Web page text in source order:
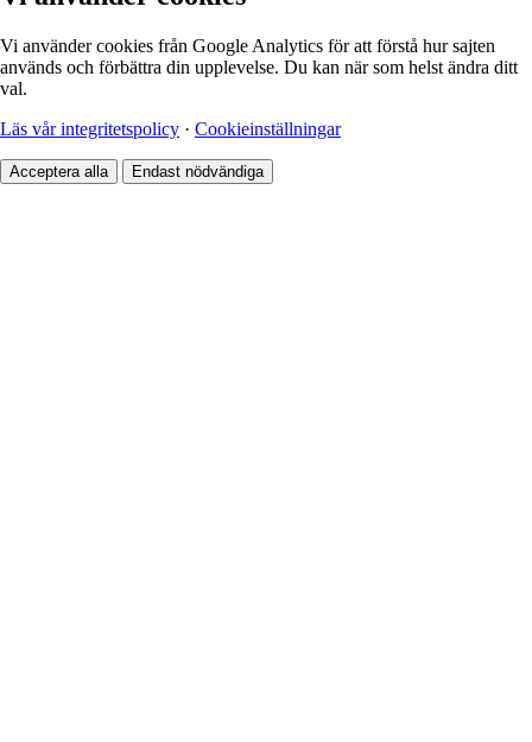
Vi använder cookies från Google Analytics för att förstå hur sajten
används och förbättra din upplevelse. Du kan när som helst ändra ditt
val.
Läs vår integritetspolicy · Cookieinställningar
Acceptera alla Endast nödvändiga